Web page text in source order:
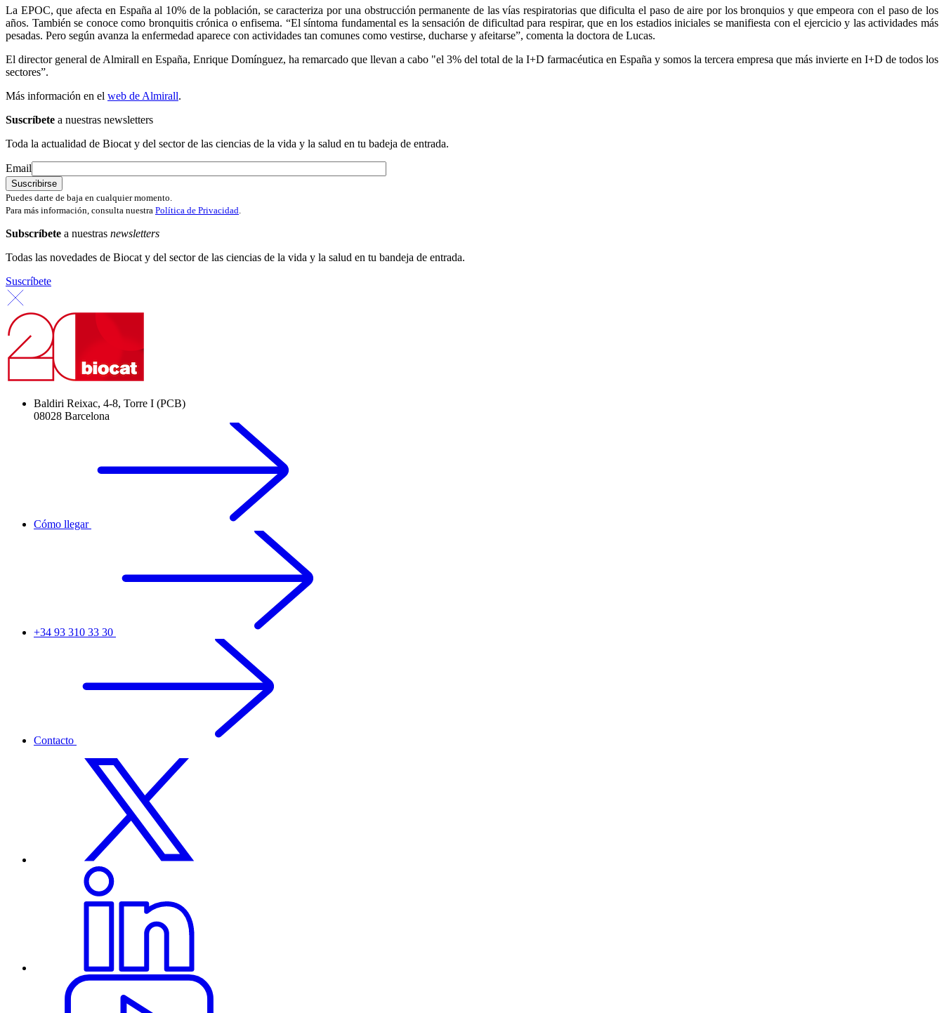
La EPOC, que afecta en España al 10% de la población, se caracteriza por una obstrucción permanente de las vías respiratorias que dificulta el paso de aire por los bronquios y que empeora con el paso de los
años. También se conoce como bronquitis crónica o enfisema. “El síntoma fundamental es la sensación de dificultad para respirar, que en los estadios iniciales se manifiesta con el ejercicio y las actividades más
pesadas. Pero según avanza la enfermedad aparece con actividades tan comunes como vestirse, ducharse y afeitarse”, comenta la doctora de Lucas.
El director general de Almirall en España, Enrique Domínguez, ha remarcado que llevan a cabo "el 3% del total de la I+D farmacéutica en España y somos la tercera empresa que más invierte en I+D de todos los
sectores”.
Más información en el web de Almirall.
Suscríbete a nuestras newsletters
Toda la actualidad de Biocat y del sector de las ciencias de la vida y la salud en tu badeja de entrada.
Email
Puedes darte de baja en cualquier momento.
Para más información, consulta nuestra Política de Privacidad.
Subscríbete a nuestras newsletters
Todas las novedades de Biocat y del sector de las ciencias de la vida y la salud en tu bandeja de entrada.
Suscríbete
Baldiri Reixac, 4-8, Torre I (PCB)
08028 Barcelona
Cómo llegar
+34 93 310 33 30
Contacto